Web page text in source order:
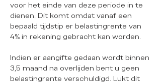
voor het einde van deze periode in te
dienen. Dit komt omdat vanaf een
bepaald tijdstip er belastingrente van
4% in rekening gebracht kan worden.
Indien er aangifte gedaan wordt binnen
3,5 maand na overlijden bent u geen
belastingrente verschuldigd. Lukt dit